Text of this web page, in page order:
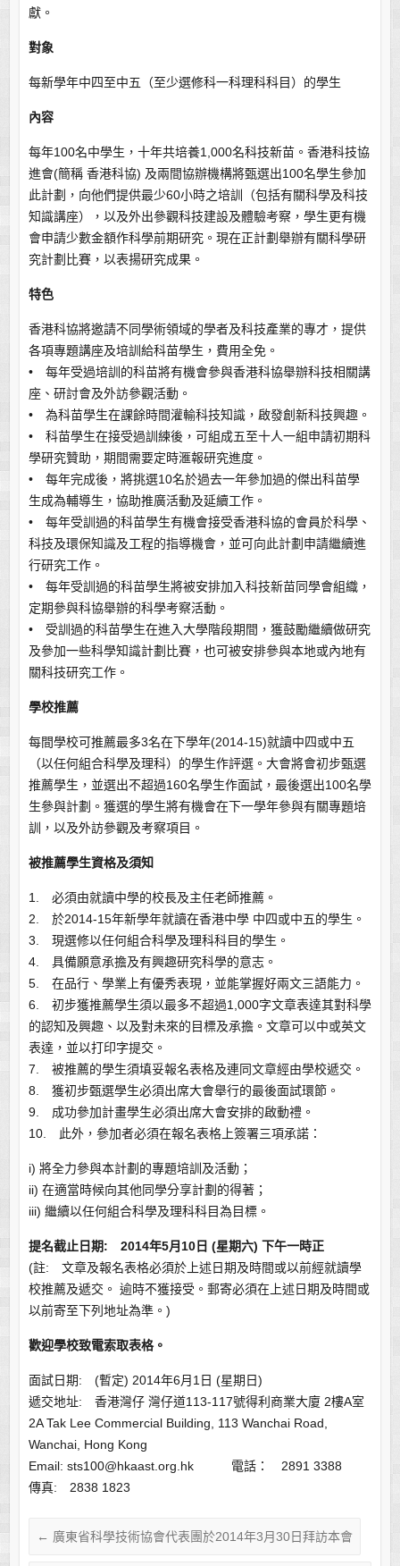
獻。
對象
每新學年中四至中五（至少選修科一科理科科目）的學生
內容
每年100名中學生，十年共培養1,000名科技新苗。香港科技協
進會(簡稱 香港科協) 及兩間協辦機構將甄選出100名學生參加
此計劃，向他們提供最少60小時之培訓（包括有關科學及科技
知識講座），以及外出參觀科技建設及體驗考察，學生更有機
會申請少數金額作科學前期研究。現在正計劃舉辦有關科學研
究計劃比賽，以表揚研究成果。
特色
香港科協將邀請不同學術領域的學者及科技產業的專才，提供
各項專題講座及培訓給科苗學生，費用全免。
• 每年受過培訓的科苗將有機會參與香港科協舉辦科技相關講
座、研討會及外訪參觀活動。
• 為科苗學生在課餘時間灌輸科技知識，啟發創新科技興趣。
• 科苗學生在接受過訓練後，可組成五至十人一組申請初期科
學研究贊助，期間需要定時滙報研究進度。
• 每年完成後，將挑選10名於過去一年參加過的傑出科苗學
生成為輔導生，協助推廣活動及延續工作。
• 每年受訓過的科苗學生有機會接受香港科協的會員於科學、
科技及環保知識及工程的指導機會，並可向此計劃申請繼續進
行研究工作。
• 每年受訓過的科苗學生將被安排加入科技新苗同學會組織，
定期參與科協舉辦的科學考察活動。
• 受訓過的科苗學生在進入大學階段期間，獲鼓勵繼續做研究
及參加一些科學知識計劃比賽，也可被安排參與本地或內地有
關科技研究工作。
學校推薦
每間學校可推薦最多3名在下學年(2014-15)就讀中四或中五
（以任何組合科學及理科）的學生作評選。大會將會初步甄選
推薦學生，並選出不超過160名學生作面試，最後選出100名學
生參與計劃。獲選的學生將有機會在下一學年參與有關專題培
訓，以及外訪參觀及考察項目。
被推薦學生資格及須知
1. 必須由就讀中學的校長及主任老師推薦。
2. 於2014-15年新學年就讀在香港中學 中四或中五的學生。
3. 現選修以任何組合科學及理科科目的學生。
4. 具備願意承擔及有興趣研究科學的意志。
5. 在品行、學業上有優秀表現，並能掌握好兩文三語能力。
6. 初步獲推薦學生須以最多不超過1,000字文章表達其對科學
的認知及興趣、以及對未來的目標及承擔。文章可以中或英文
表達，並以打印字提交。
7. 被推薦的學生須填妥報名表格及連同文章經由學校遞交。
8. 獲初步甄選學生必須出席大會舉行的最後面試環節。
9. 成功參加計畫學生必須出席大會安排的啟動禮。
10. 此外，參加者必須在報名表格上簽署三項承諾：
i) 將全力參與本計劃的專題培訓及活動；
ii) 在適當時候向其他同學分享計劃的得著；
iii) 繼續以任何組合科學及理科科目為目標。
提名截止日期: 2014年5月10日 (星期六) 下午一時正
(註: 文章及報名表格必須於上述日期及時間或以前經就讀學
校推薦及遞交。 逾時不獲接受。郵寄必須在上述日期及時間或
以前寄至下列地址為準。)
歡迎學校致電索取表格。
面試日期: (暫定) 2014年6月1日 (星期日)
遞交地址: 香港灣仔 灣仔道113-117號得利商業大廈 2樓A室
2A Tak Lee Commercial Building, 113 Wanchai Road,
Wanchai, Hong Kong
Email: sts100@hkaast.org.hk 電話： 2891 3388
傳真: 2838 1823
← 廣東省科學技術協會代表團於2014年3月30日拜訪本會